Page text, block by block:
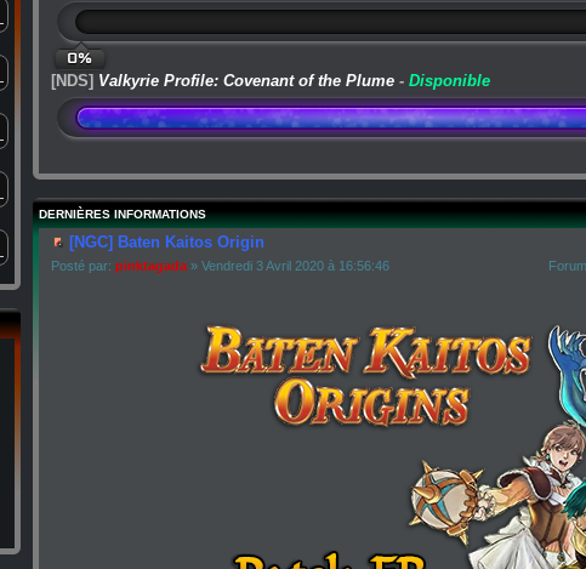
0%
[NDS] Valkyrie Profile: Covenant of the Plume- Disponible
DERNIÈRES INFORMATIONS
[NGC] Baten Kaitos Origin
Posté par: pinktagada» Vendredi 3 Avril 2020 à 16:56:46